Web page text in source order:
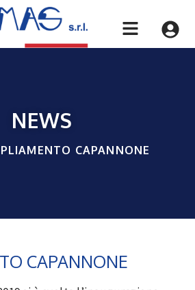
degli strumenti
NEWS
CAPANNONE
CAPANNONE